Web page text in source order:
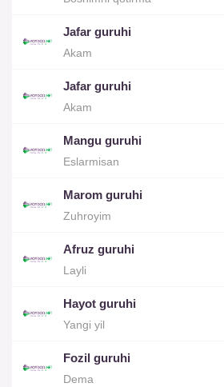
Jafar guruhi
Akam
Jafar guruhi
Akam
Mangu guruhi
Eslarmisan
Marom guruhi
Zuhroyim
Afruz guruhi
Layli
Hayot guruhi
Yangi yil
Fozil guruhi
Dema